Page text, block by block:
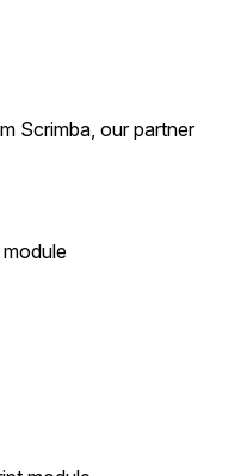
Scrimba, our partner